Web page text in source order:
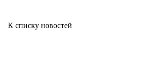
К списку новостей